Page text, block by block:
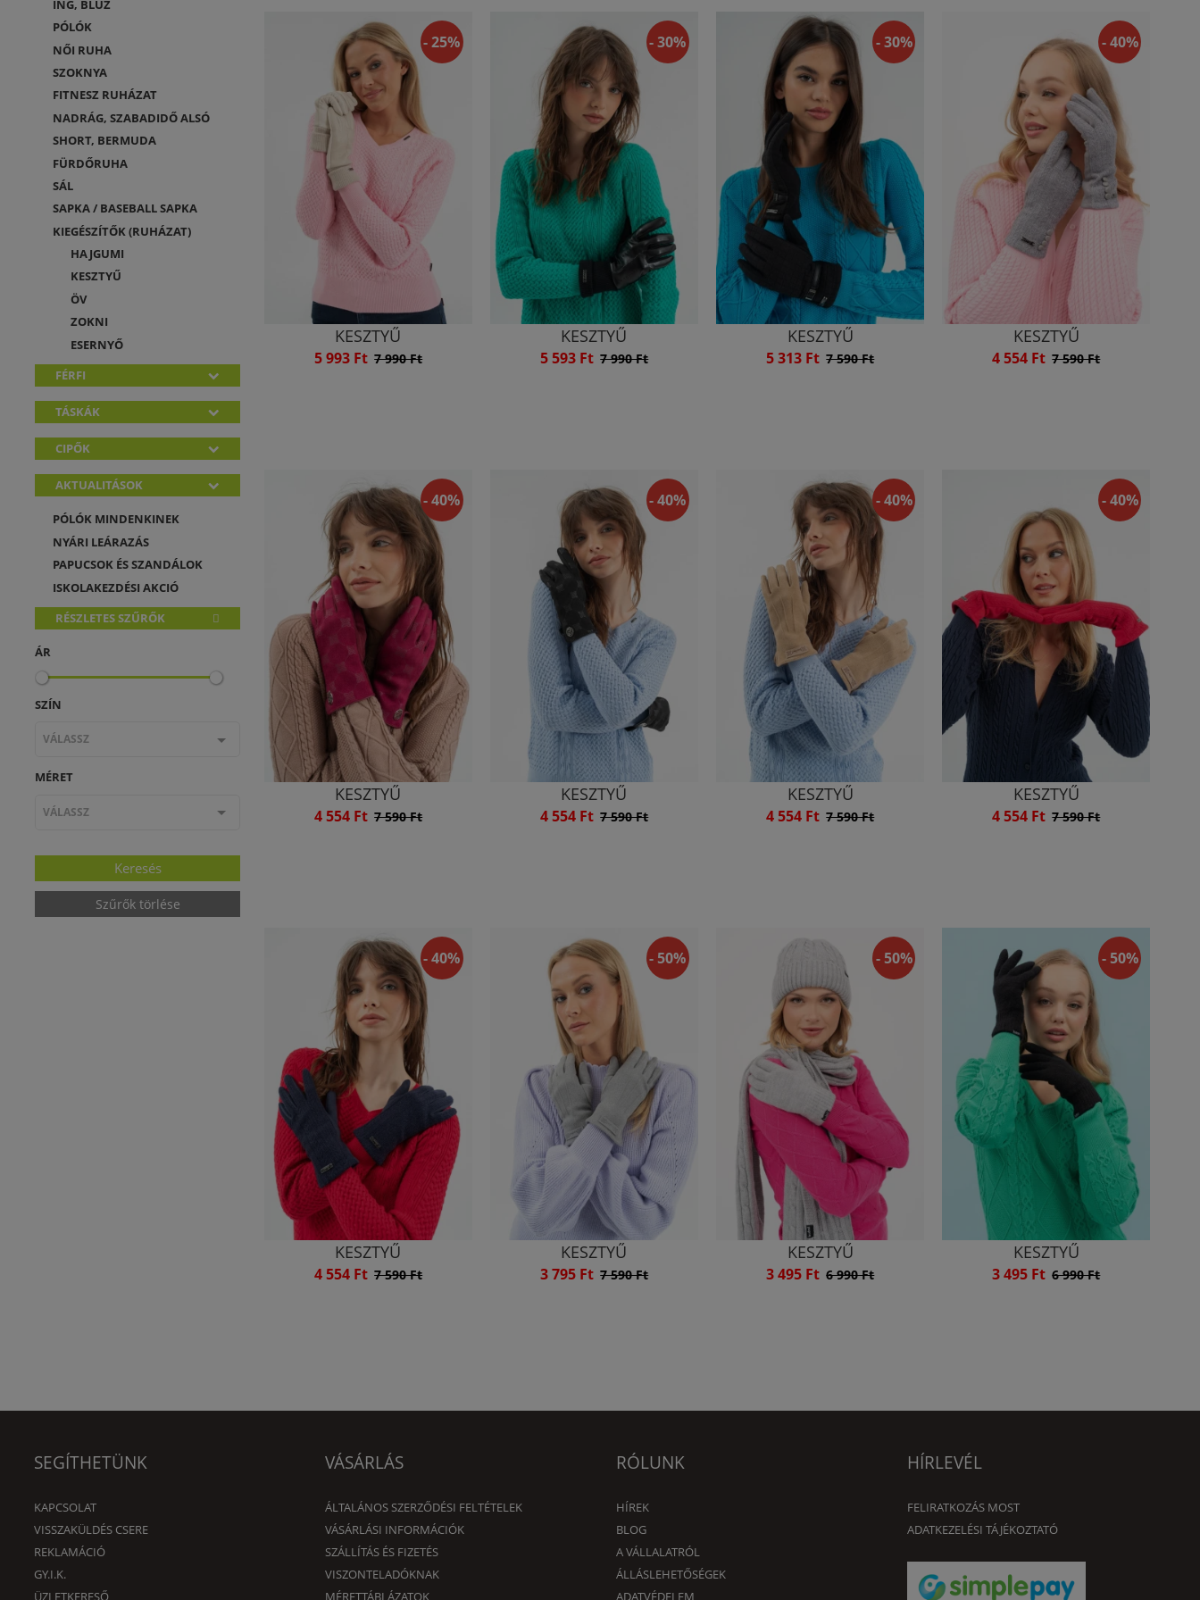
ING, BLÚZ
PÓLÓK
NŐI RUHA
SZOKNYA
FITNESZ RUHÁZAT
NADRÁG, SZABADIDŐ ALSÓ
SHORT, BERMUDA
FÜRDŐRUHA
SÁL
SAPKA / BASEBALL SAPKA
KIEGÉSZÍTŐK (RUHÁZAT)
HAJGUMI
KESZTYŰ
ÖV
ZOKNI
ESERNYŐ
FÉRFI
TÁSKÁK
CIPŐK
AKTUALITÁSOK
PÓLÓK MINDENKINEK
NYÁRI LEÁRAZÁS
PAPUCSOK ÉS SZANDÁLOK
ISKOLAKEZDÉSI AKCIÓ
RÉSZLETES SZŰRŐK
ÁR
SZÍN
VÁLASSZ
MÉRET
VÁLASSZ
Szűrők törlése
- 25%
KESZTYŰ
5 993 Ft 7 990 Ft
- 30%
KESZTYŰ
5 593 Ft 7 990 Ft
- 30%
KESZTYŰ
5 313 Ft 7 590 Ft
- 40%
KESZTYŰ
4 554 Ft 7 590 Ft
- 40%
KESZTYŰ
4 554 Ft 7 590 Ft
- 40%
KESZTYŰ
4 554 Ft 7 590 Ft
- 40%
KESZTYŰ
4 554 Ft 7 590 Ft
- 40%
KESZTYŰ
4 554 Ft 7 590 Ft
- 40%
KESZTYŰ
4 554 Ft 7 590 Ft
- 50%
KESZTYŰ
3 795 Ft 7 590 Ft
- 50%
KESZTYŰ
3 495 Ft 6 990 Ft
- 50%
KESZTYŰ
3 495 Ft 6 990 Ft
SEGÍTHETÜNK
KAPCSOLAT
VISSZAKÜLDÉS CSERE
REKLAMÁCIÓ
GY.I.K.
ÜZLETKERESŐ
VÁSÁRLÁS
ÁLTALÁNOS SZERZŐDÉSI FELTÉTELEK
VÁSÁRLÁSI INFORMÁCIÓK
SZÁLLÍTÁS ÉS FIZETÉS
VISZONTELADÓKNAK
MÉRETTÁBLÁZATOK
RÓLUNK
HÍREK
BLOG
A VÁLLALATRÓL
ÁLLÁSLEHETŐSÉGEK
ADATVÉDELEM
HÍRLEVÉL
FELIRATKOZÁS MOST
ADATKEZELÉSI TÁJÉKOZTATÓ